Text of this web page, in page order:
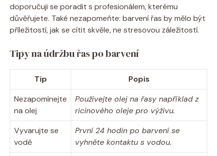
doporučuji se poradit s profesionálem, kterému
důvěřujete. Také nezapomeňte: barvení řas by mělo být
příležitostí, jak se cítit skvěle, ne stresovou záležitostí.
Tipy na údržbu řas po barvení
Tip
Popis
Nezapomínejte
na olej
Používejte olej na řasy například z
ricinového oleje pro výživu.
Vyvarujte se
vodě
První 24 hodin po barvení se
vyhněte kontaktu s vodou.